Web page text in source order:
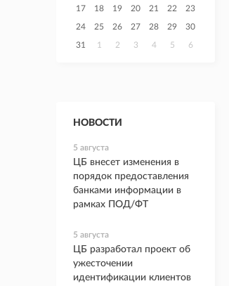
17 18 19 20 21 22 23
24 25 26 27 28 29 30
31 1 2 3 4 5 6
НОВОСТИ
5 августа
ЦБ внесет изменения в
порядок предоставления
банками информации в
рамках ПОД/ФТ
5 августа
ЦБ разработал проект об
ужесточении
идентификации клиентов